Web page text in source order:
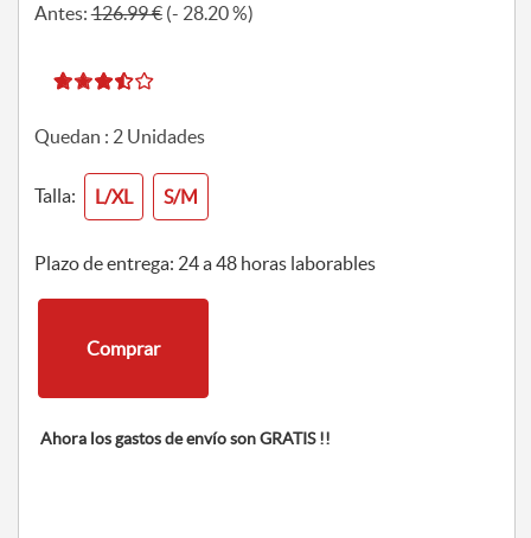
Antes:126.99 €(- 28.20 %)
Quedan : 2Unidades
Talla: L/XL S/M
Plazo de entrega: 24 a 48 horas laborables
Comprar
Ahora los gastos de envío son GRATIS !!